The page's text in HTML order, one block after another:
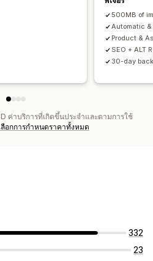
500MB of
Automatic
Product &
SEO + ALT
30-day
ค่าบริการที่เกิดขึ้นประจำและตามการใช้
อกการกำหนดราคาทั้งหมด
332
23